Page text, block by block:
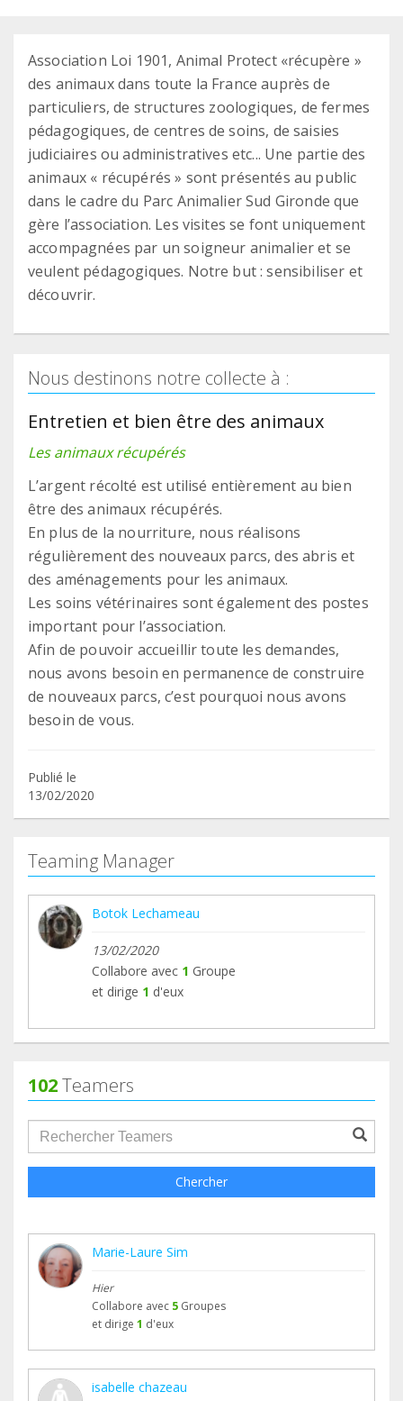
Association Loi 1901, Animal Protect «récupère »
des animaux dans toute la France auprès de
particuliers, de structures zoologiques, de fermes
pédagogiques, de centres de soins, de saisies
judiciaires ou administratives etc... Une partie des
animaux « récupérés » sont présentés au public
dans le cadre du Parc Animalier Sud Gironde que
gère l’association. Les visites se font uniquement
accompagnées par un soigneur animalier et se
veulent pédagogiques. Notre but : sensibiliser et
découvrir.
Nous destinons notre collecte à :
Entretien et bien être des animaux
Les animaux récupérés
L’argent récolté est utilisé entièrement au bien
être des animaux récupérés.
En plus de la nourriture, nous réalisons
régulièrement des nouveaux parcs, des abris et
des aménagements pour les animaux.
Les soins vétérinaires sont également des postes
important pour l’association.
Afin de pouvoir accueillir toute les demandes,
nous avons besoin en permanence de construire
de nouveaux parcs, c’est pourquoi nous avons
besoin de vous.
Publié le
13/02/2020
Teaming Manager
Botok Lechameau
13/02/2020
Collabore avec 1 Groupe
et dirige 1 d'eux
102Teamers
groupProfile.searchForm.search.text???
Chercher
Marie-Laure Sim
Hier
Collabore avec 5 Groupes
et dirige 1 d'eux
isabelle chazeau